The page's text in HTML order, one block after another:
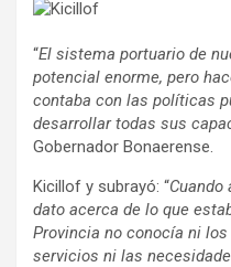
“El sistema portuario de
potencial enorme, pero
contaba con las políticas
desarrollar todas sus
Gobernador Bonaerense.
Kicillof y subrayó: “
dato acerca de lo que
Provincia no conocía ni
servicios ni las